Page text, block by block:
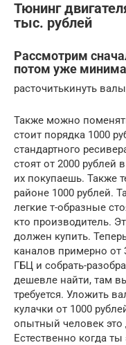
Тюнинг
тыс. рублей
Рассмотрим
потом уже
расточитькинуть
Также можно
стоит порядка 1000
стандартного
стоят от 2000 рублей
их покупаешь. Также
районе 1000 рублей.
легкие т-образные
кто производитель.
должен купить.
каналов примерно от
ГБЦ и собрать-
дешевле найти, там
требуется. Уложить
кулачки от 1000
опытный человек это
Естественно когда